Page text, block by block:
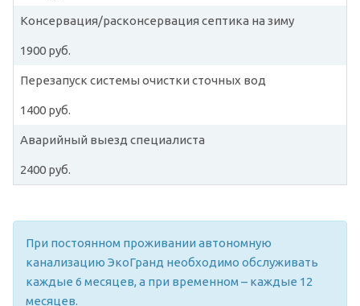
Консервация/расконсервация септика на зиму
1900 руб.
Перезапуск системы очистки сточных вод
1400 руб.
Аварийный выезд специалиста
2400 руб.
При постоянном проживании автономную
канализацию ЭкоГранд необходимо обслуживать
каждые 6 месяцев, а при временном – каждые 12
месяцев.